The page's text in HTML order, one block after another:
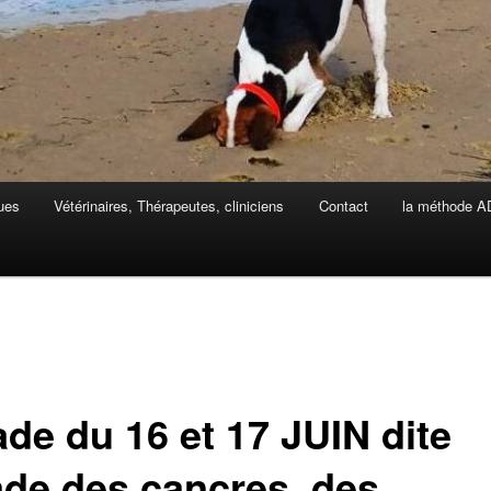
Vétérinaires, Thérapeutes, cliniciens Contact la méthode
du 16 et 17 JUIN dite